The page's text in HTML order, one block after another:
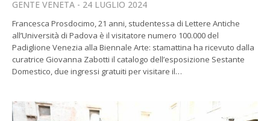
GENTE VENETA 24 LUGLIO 2024
Francesca Prosdocimo, 21 anni, studentessa di Lettere Antiche
all’Università di Padova è il visitatore numero 100.000 del
Padiglione Venezia alla Biennale Arte: stamattina ha ricevuto dalla
curatrice Giovanna Zabotti il catalogo dell’esposizione Sestante
Domestico, due ingressi gratuiti per visitare il…